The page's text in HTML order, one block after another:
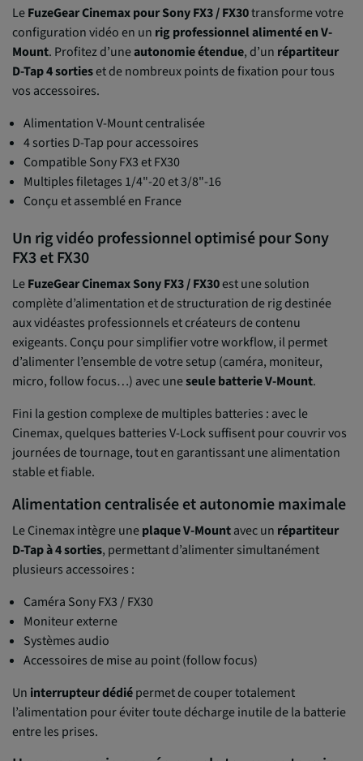
LeFuzeGear Cinemax pour Sony FX3 / FX30transforme votre
configuration vidéo en un rig professionnel alimenté en V-
Mount. Profitez d’uneautonomie étendue, d’un répartiteur
D-Tap 4 sortieset de nombreux points de fixation pour tous
vos accessoires.
Alimentation V-Mount centralisée
4 sorties D-Tap pour accessoires
Compatible Sony FX3 et FX30
Multiples filetages 1/4"-20 et 3/8"-16
Conçu et assemblé en France
Un rig vidéo professionnel optimisé pour Sony
FX3 et FX30
LeFuzeGear Cinemax Sony FX3 / FX30est une solution
complète d’alimentation et de structuration de rig destinée
aux vidéastes professionnels et créateurs de contenu
exigeants. Conçu pour simplifier votre workflow, il permet
d’alimenter l’ensemble de votre setup (caméra, moniteur,
micro, follow focus…) avec uneseule batterie V-Mount.
Fini la gestion complexe de multiples batteries : avec le
Cinemax, quelques batteries V-Lock suffisent pour couvrir vos
journées de tournage, tout en garantissant une alimentation
stable et fiable.
Alimentation centralisée et autonomie maximale
Le Cinemax intègre uneplaque V-Mountavec un répartiteur
D-Tap à 4 sorties, permettant d’alimenter simultanément
plusieurs accessoires :
Caméra Sony FX3 / FX30
Moniteur externe
Systèmes audio
Accessoires de mise au point (follow focus)
Un interrupteur dédiépermet de couper totalement
l’alimentation pour éviter toute décharge inutile de la batterie
entre les prises.